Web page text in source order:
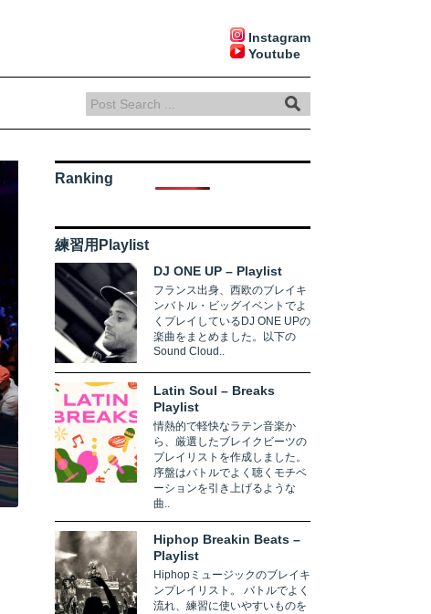
Instagram
Youtube
Ranking
練習用Playlist
DJ ONE UP – Playlist
フランス出身、西欧のブレイキ
ンバトル・ビッグイベントでよ
くプレイしているDJ ONE UPの
楽曲をまとめました。以下の
Sound Cloud..
Latin Soul – Breaks
Playlist
情熱的で軽快なラテン音楽か
ら、厳選したブレイクビーツの
プレイリストを作成しました。
序盤はバトルでよく聴くモチベ
ーションを引き上げるような
曲..
Hiphop Breakin Beats –
Playlist
Hiphopミュージックのブレイキ
ンプレイリスト。 バトルでよく
流れ、練習に使いやすいものを